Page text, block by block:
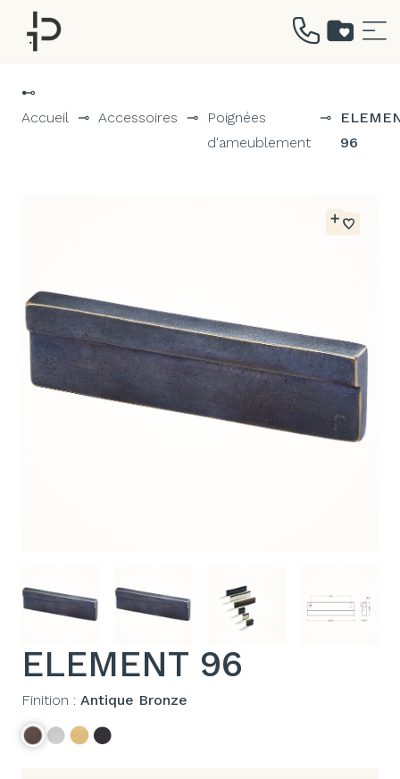
⊷
Accueil ⊸ Accessoires ⊸
Poignées
d'ameublement
⊸
96
ELEMENT 96
Finition : Antique Bronze